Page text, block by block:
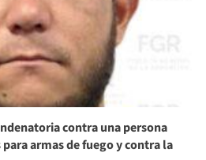
contra una persona
armas de fuego y contra la